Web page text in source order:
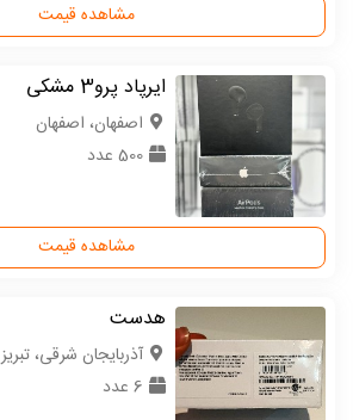
مشاهده قیمت
ایرپاد پرو3 مشکی
اصفهان، اصفهان
500 عدد
مشاهده قیمت
هدست
آذربایجان شرقی، تبریز
6 عدد